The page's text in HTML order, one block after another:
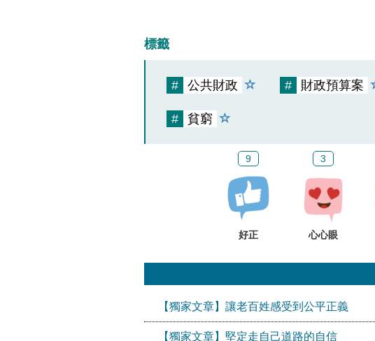
標籤
# 公共財政 # 財政預算案
# 貧窮
9
好正
3
心心眼
【獨家文章】讓老百姓感受到公平正義
【獨家文章】堅定走自己道路的自信